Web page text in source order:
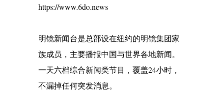
https://www.6do.news
明镜新闻台是总部设在纽约的明镜集团家
族成员，主要播报中国与世界各地新闻。
一天六档综合新闻类节目，覆盖24小时，
不漏掉任何突发消息。